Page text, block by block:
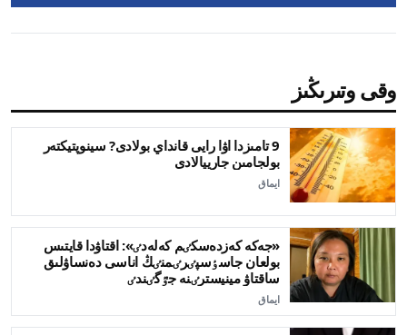
وقى وتىرىڭىز
9 تامىزدا اۋا رايى قانداي بولادى? سينوپتيكتەر
بولجامىن جارييالادى
ايماق
«جەكە كەزدەسكٸم كەلەدٸ»: اقتاۋدا قايتىس
بولعان جاسٶسپٸرٸمنٸڭ اناسى دەنساۋلىق
ساقتاۋ مينيسترٸنە جٷگٸندٸ
ايماق